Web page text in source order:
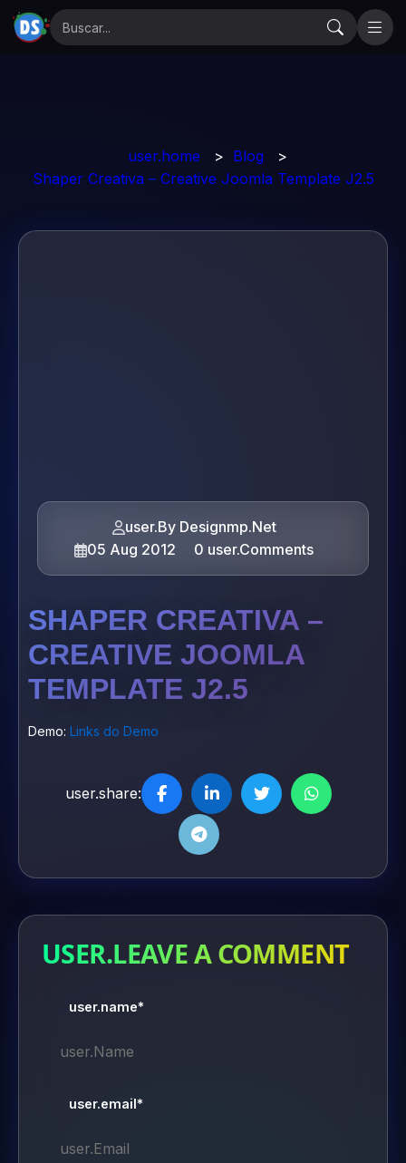
user.home > Blog
>
Shaper Creativa – Creative Joomla Template J2.5
user.By Designmp.Net
05 Aug 2012
0 user.Comments
SHAPER CREATIVA –
CREATIVE JOOMLA
TEMPLATE J2.5
Demo: Links do Demo
user.share:
USER.LEAVE A COMMENT
user.name*
user.email*